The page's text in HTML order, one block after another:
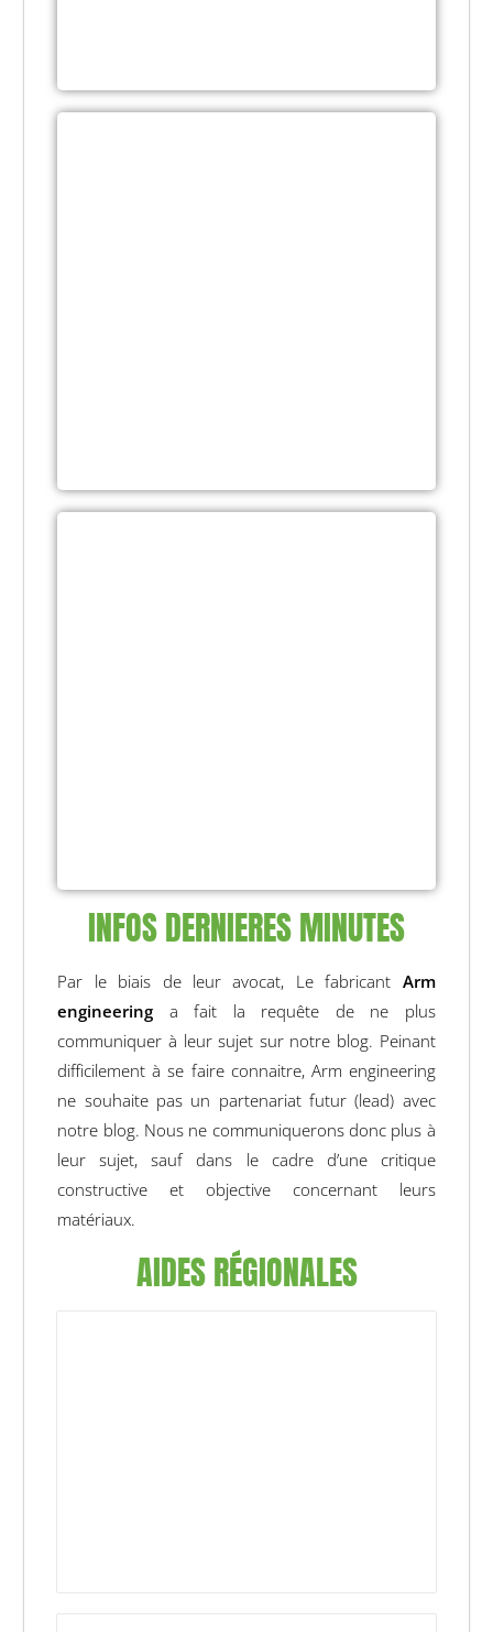
INFOS DERNIERES MINUTES
Par le biais de leur avocat, Le fabricant Arm
engineering a fait la requête de ne plus
communiquer à leur sujet sur notre blog. Peinant
difficilement à se faire connaitre, Arm engineering
ne souhaite pas un partenariat futur (lead) avec
notre blog. Nous ne communiquerons donc plus à
leur sujet, sauf dans le cadre d’une critique
constructive et objective concernant leurs
matériaux.
AIDES RÉGIONALES